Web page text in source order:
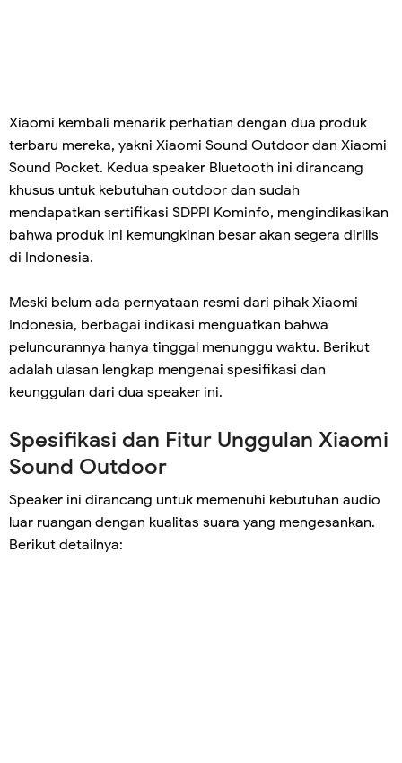
Xiaomi kembali menarik perhatian dengan dua produk
terbaru mereka, yakni Xiaomi Sound Outdoor dan Xiaomi
Sound Pocket. Kedua speaker Bluetooth ini dirancang
khusus untuk kebutuhan outdoor dan sudah
mendapatkan sertifikasi SDPPI Kominfo, mengindikasikan
bahwa produk ini kemungkinan besar akan segera dirilis
di Indonesia.
Meski belum ada pernyataan resmi dari pihak Xiaomi
Indonesia, berbagai indikasi menguatkan bahwa
peluncurannya hanya tinggal menunggu waktu. Berikut
adalah ulasan lengkap mengenai spesifikasi dan
keunggulan dari dua speaker ini.
Spesifikasi dan Fitur Unggulan Xiaomi
Sound Outdoor
Speaker ini dirancang untuk memenuhi kebutuhan audio
luar ruangan dengan kualitas suara yang mengesankan.
Berikut detailnya: